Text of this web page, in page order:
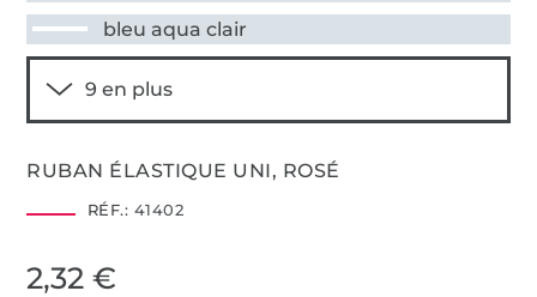
bleu aqua clair
RUBAN ÉLASTIQUE UNI, ROSÉ
RÉF.: 41402
2,32 €